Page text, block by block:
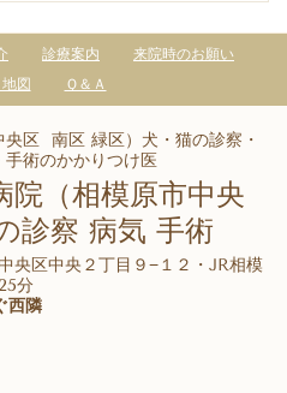
診療案内
来院時のお願い
図
Ｑ＆Ａ
区 南区 緑区）犬・猫の診察・
術のかかりつけ医
院（相模原市中央
診察 病気 手術
央区中央２丁目９−１２・ JR相模
分
西隣